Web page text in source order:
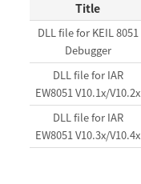
Title
DLL file for KEIL 8051
Debugger
DLL file for IAR
EW8051 V10.1x/V10.2x
DLL file for IAR
EW8051 V10.3x/V10.4x